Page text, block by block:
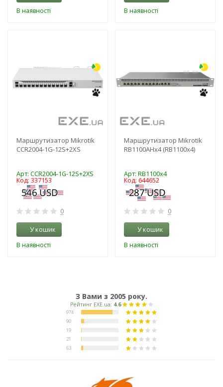
В наявності В наявності
Маршрутизатор Mikrotik
CCR2004-1G-12S+2XS
Арт: CCR2004-1G-12S+2XS
Код: 337153
0
У кошик
В наявності
Маршрутизатор Mikrotik
RB1100AHx4 (RB1100x4)
Арт: RB1100x4
Код: 644652
0
У кошик
В наявності
З Вами з 2005 року.